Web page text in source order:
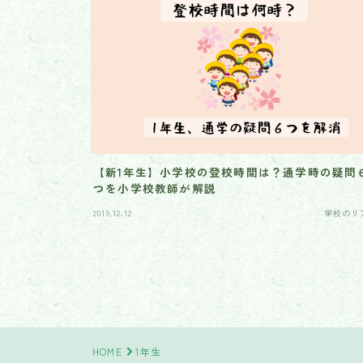
【新1年生】小学校の登校時間は？通学時の疑問
つを小学校教師が解説
2019.12.12 学校のリ
HOME 1年生